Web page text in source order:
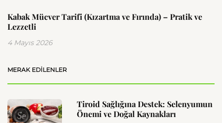
Kabak Mücver Tarifi (Kızartma ve Fırında) – Pratik ve
Lezzetli
4 Mayıs 2026
MERAK EDILENLER
Tiroid Sağlığına Destek: Selenyumun
Önemi ve Doğal Kaynakları